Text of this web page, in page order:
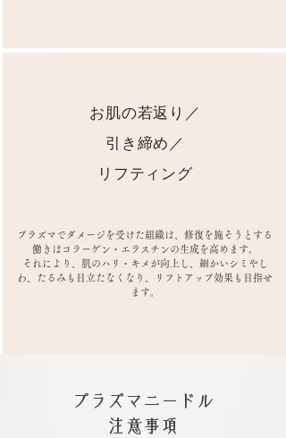
お肌の若返り／
引き締め／
​リフティング
プラズマでダメージを受けた組織は、修復を施そうとする
働きはコラーゲン・エラスチンの生成を高めます。
​それにより、肌のハリ・キメが向上し、細かいシミやし
わ、たるみも目立たなくなり、リフトアップ効果も目指せ
ます。
プラズマニードル
​注意事項